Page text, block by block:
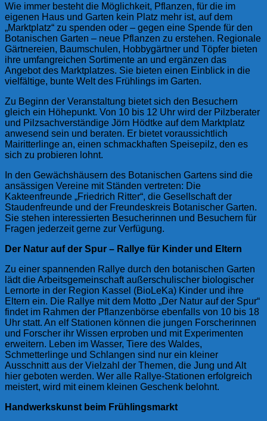
Wie immer besteht die Möglichkeit, Pflanzen, für die im
eigenen Haus und Garten kein Platz mehr ist, auf dem
„Marktplatz“ zu spenden oder – gegen eine Spende für den
Botanischen Garten – neue Pflanzen zu erstehen. Regionale
Gärtnereien, Baumschulen, Hobbygärtner und Töpfer bieten
ihre umfangreichen Sortimente an und ergänzen das
Angebot des Marktplatzes. Sie bieten einen Einblick in die
vielfältige, bunte Welt des Frühlings im Garten.
Zu Beginn der Veranstaltung bietet sich den Besuchern
gleich ein Höhepunkt. Von 10 bis 12 Uhr wird der Pilzberater
und Pilzsachverständige Jörn Hödtke auf dem Marktplatz
anwesend sein und beraten. Er bietet voraussichtlich
Mairitterlinge an, einen schmackhaften Speisepilz, den es
sich zu probieren lohnt.
In den Gewächshäusern des Botanischen Gartens sind die
ansässigen Vereine mit Ständen vertreten: Die
Kakteenfreunde „Friedrich Ritter“, die Gesellschaft der
Staudenfreunde und der Freundeskreis Botanischer Garten.
Sie stehen interessierten Besucherinnen und Besuchern für
Fragen jederzeit gerne zur Verfügung.
Der Natur auf der Spur – Rallye für Kinder und Eltern
Zu einer spannenden Rallye durch den botanischen Garten
lädt die Arbeitsgemeinschaft außerschulischer biologischer
Lernorte in der Region Kassel (BioLeKa) Kinder und ihre
Eltern ein. Die Rallye mit dem Motto „Der Natur auf der Spur“
findet im Rahmen der Pflanzenbörse ebenfalls von 10 bis 18
Uhr statt. An elf Stationen können die jungen Forscherinnen
und Forscher ihr Wissen erproben und mit Experimenten
erweitern. Leben im Wasser, Tiere des Waldes,
Schmetterlinge und Schlangen sind nur ein kleiner
Ausschnitt aus der Vielzahl der Themen, die Jung und Alt
hier geboten werden. Wer alle Rallye-Stationen erfolgreich
meistert, wird mit einem kleinen Geschenk belohnt.
Handwerkskunst beim Frühlingsmarkt